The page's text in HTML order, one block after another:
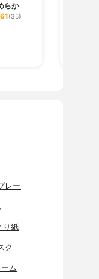
らか
(35)
レー
り紙
ク
ム